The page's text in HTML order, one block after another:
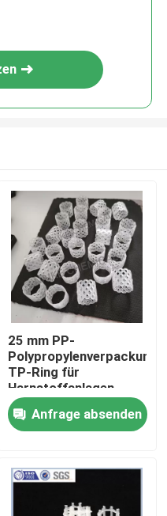
25 mm PP-
TP-Ring für
Harnstoffanlagen
Anfrage absenden